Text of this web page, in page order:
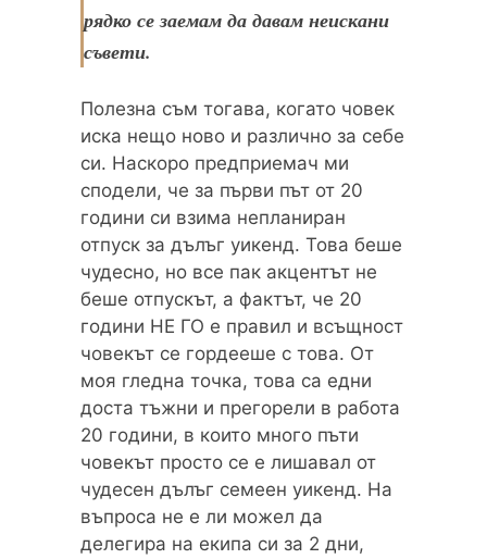
рядко се заемам да давам неискани
съвети.
Полезна съм тогава, когато човек
иска нещо ново и различно за себе
си. Наскоро предприемач ми
сподели, че за първи път от 20
години си взима непланиран
отпуск за дълъг уикенд. Това беше
чудесно, но все пак акцентът не
беше отпускът, а фактът, че 20
години НЕ ГО е правил и всъщност
човекът се гордееше с това. От
моя гледна точка, това са едни
доста тъжни и прегорели в работа
20 години, в които много пъти
човекът просто се е лишавал от
чудесен дълъг семеен уикенд. На
въпроса не е ли можел да
делегира на екипа си за 2 дни,